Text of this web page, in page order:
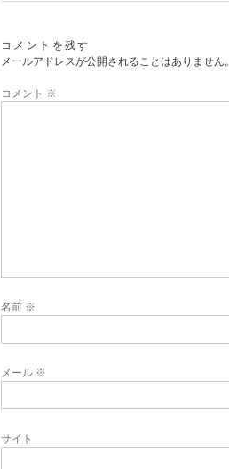
コメントを残す
メールアドレスが公開されることはありません。
コメント ※
名前 ※
メール ※
サイト